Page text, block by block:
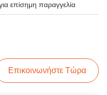
επίσημη παραγγελία
Επικοινωνήστε Τώρα